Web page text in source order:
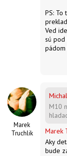
PS: To
Ved
sú pod
pádom
Marek
Truchlik
M10
Marek
Aky
bude